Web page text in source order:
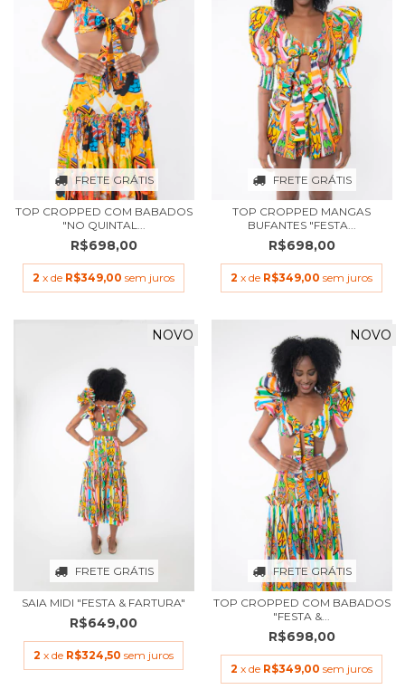
FRETE GRÁTIS
TOP CROPPED COM BABADOS
"NO QUINTAL...
R$698,00
2 x de R$349,00 sem juros
FRETE GRÁTIS
TOP CROPPED MANGAS
BUFANTES "FESTA...
R$698,00
2 x de R$349,00 sem juros
FRETE GRÁTIS
NOVO
SAIA MIDI "FESTA & FARTURA"
R$649,00
2 x de R$324,50 sem juros
FRETE GRÁTIS
NOVO
TOP CROPPED COM BABADOS
"FESTA &...
R$698,00
2 x de R$349,00 sem juros